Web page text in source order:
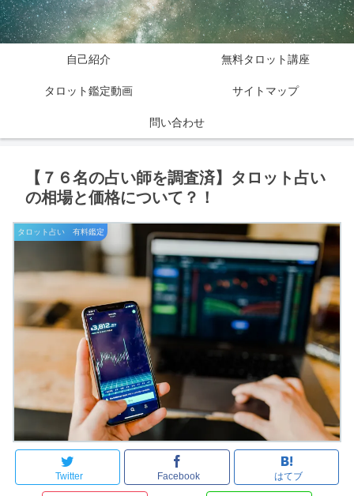
自己紹介 無料タロット講座
タロット鑑定動画 サイトマップ
問い合わせ
【７６名の占い師を調査済】タロット占い
の相場と価格について？！
タロット占い 有料鑑定
Twitter Facebook はてブ